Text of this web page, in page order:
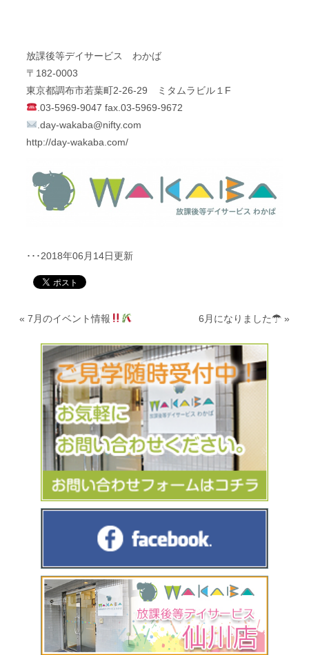
放課後等デイサービス わかば
〒182-0003
東京都調布市若葉町2-26-29 ミタムラビル１F
.03-5969-9047 fax.03-5969-9672
day-wakaba@nifty.com
http://day-wakaba.com/
･･･2018年06月14日更新
« 7月のイベント情報 6月になりました☂ »